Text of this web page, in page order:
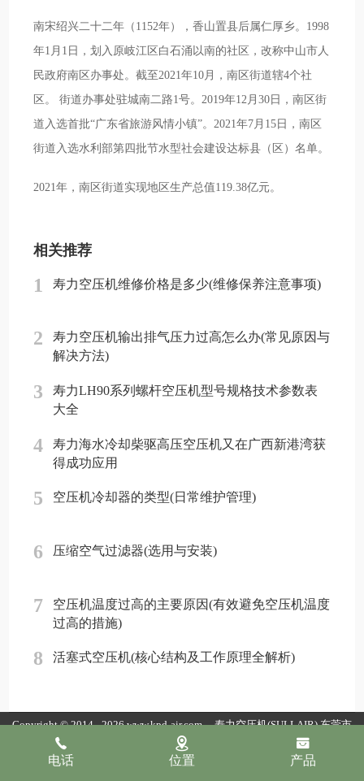
南宋绍兴二十二年（1152年），香山置县后属仁厚乡。1998
年1月1日，划入原岐江区白石涌以南的社区，改称中山市人
民政府南区办事处。截至2021年10月，南区街道辖4个社
区。 街道办事处驻城南二路1号。2019年12月30日，南区街
道入选首批“广东省旅游风情小镇”。2021年7月15日，南区
街道入选水利部第四批节水型社会建设达标县（区）名单。
2021年，南区街道实现地区生产总值119.38亿元。
相关推荐
1 寿力空压机维修价格是多少(维修保养注意事项)
2
寿力空压机输出排气压力过高怎么办(常见原因与
解决方法)
3
寿力LH90系列螺杆空压机型号规格技术参数表
大全
4
寿力海水冷却柴驱高压空压机又在广西新港湾获
得成功应用
5 空压机冷却器的类型(日常维护管理)
6 压缩空气过滤器(选用与安装)
7
空压机温度过高的主要原因(有效避免空压机温度
过高的措施)
8 活塞式空压机(核心结构及工作原理全解析)
电话 位置 产品
Copyright © 2014 - 2026 www.kpd-air.com 寿力空压机(SULLAIR)东莞市
康普达节能科技有限公司版权所有
粤ICP备19154118号
粤公网安备